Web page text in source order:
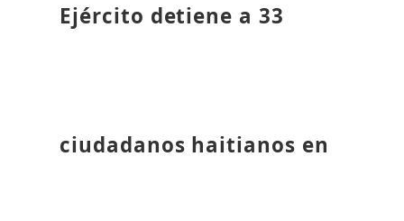
Ejército detiene a 33
ciudadanos haitianos en